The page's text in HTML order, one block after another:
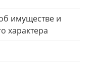
имуществе и
характера